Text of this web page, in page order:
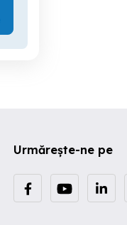
Urmărește-ne pe